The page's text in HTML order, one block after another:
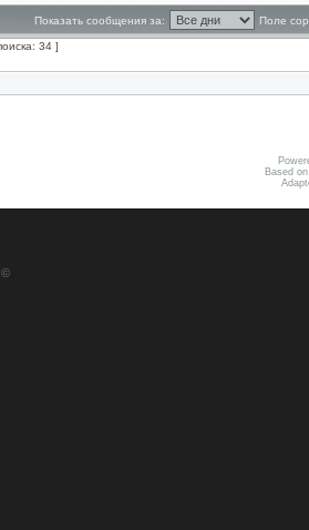
Показать сообщения за: Поле
34 ]
Based
©